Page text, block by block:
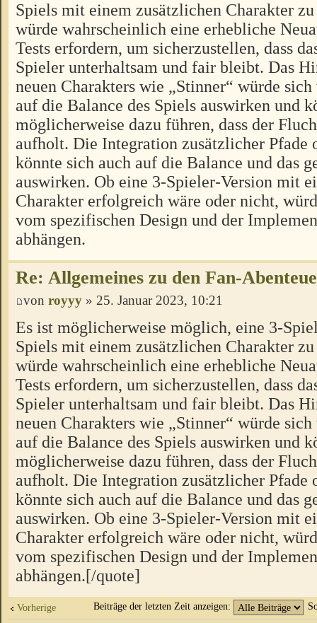
Spiels mit einem zusätzlichen Charakter
würde wahrscheinlich eine erhebliche
Tests erfordern, um sicherzustellen, dass
Spieler unterhaltsam und fair bleibt. Das
neuen Charakters wie „Stinner“ würde
auf die Balance des Spiels auswirken und
möglicherweise dazu führen, dass der
aufholt. Die Integration zusätzlicher Pfade
könnte sich auch auf die Balance und das
auswirken. Ob eine 3-Spieler-Version mit
Charakter erfolgreich wäre oder nicht,
vom spezifischen Design und der
abhängen.
Re: Allgemeines zu den Fan-
von royyy » 25. Januar 2023, 10:21
Es ist möglicherweise möglich, eine 3-
Spiels mit einem zusätzlichen Charakter
würde wahrscheinlich eine erhebliche
Tests erfordern, um sicherzustellen, dass
Spieler unterhaltsam und fair bleibt. Das
neuen Charakters wie „Stinner“ würde
auf die Balance des Spiels auswirken und
möglicherweise dazu führen, dass der
aufholt. Die Integration zusätzlicher Pfade
könnte sich auch auf die Balance und das
auswirken. Ob eine 3-Spieler-Version mit
Charakter erfolgreich wäre oder nicht,
vom spezifischen Design und der
abhängen.[/quote]
Vorherige Beiträge der letzten Zeit anzeigen: